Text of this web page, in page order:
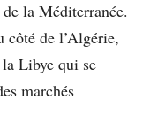
la Méditerranée.
côté de l’Algérie,
Libye qui se
marchés